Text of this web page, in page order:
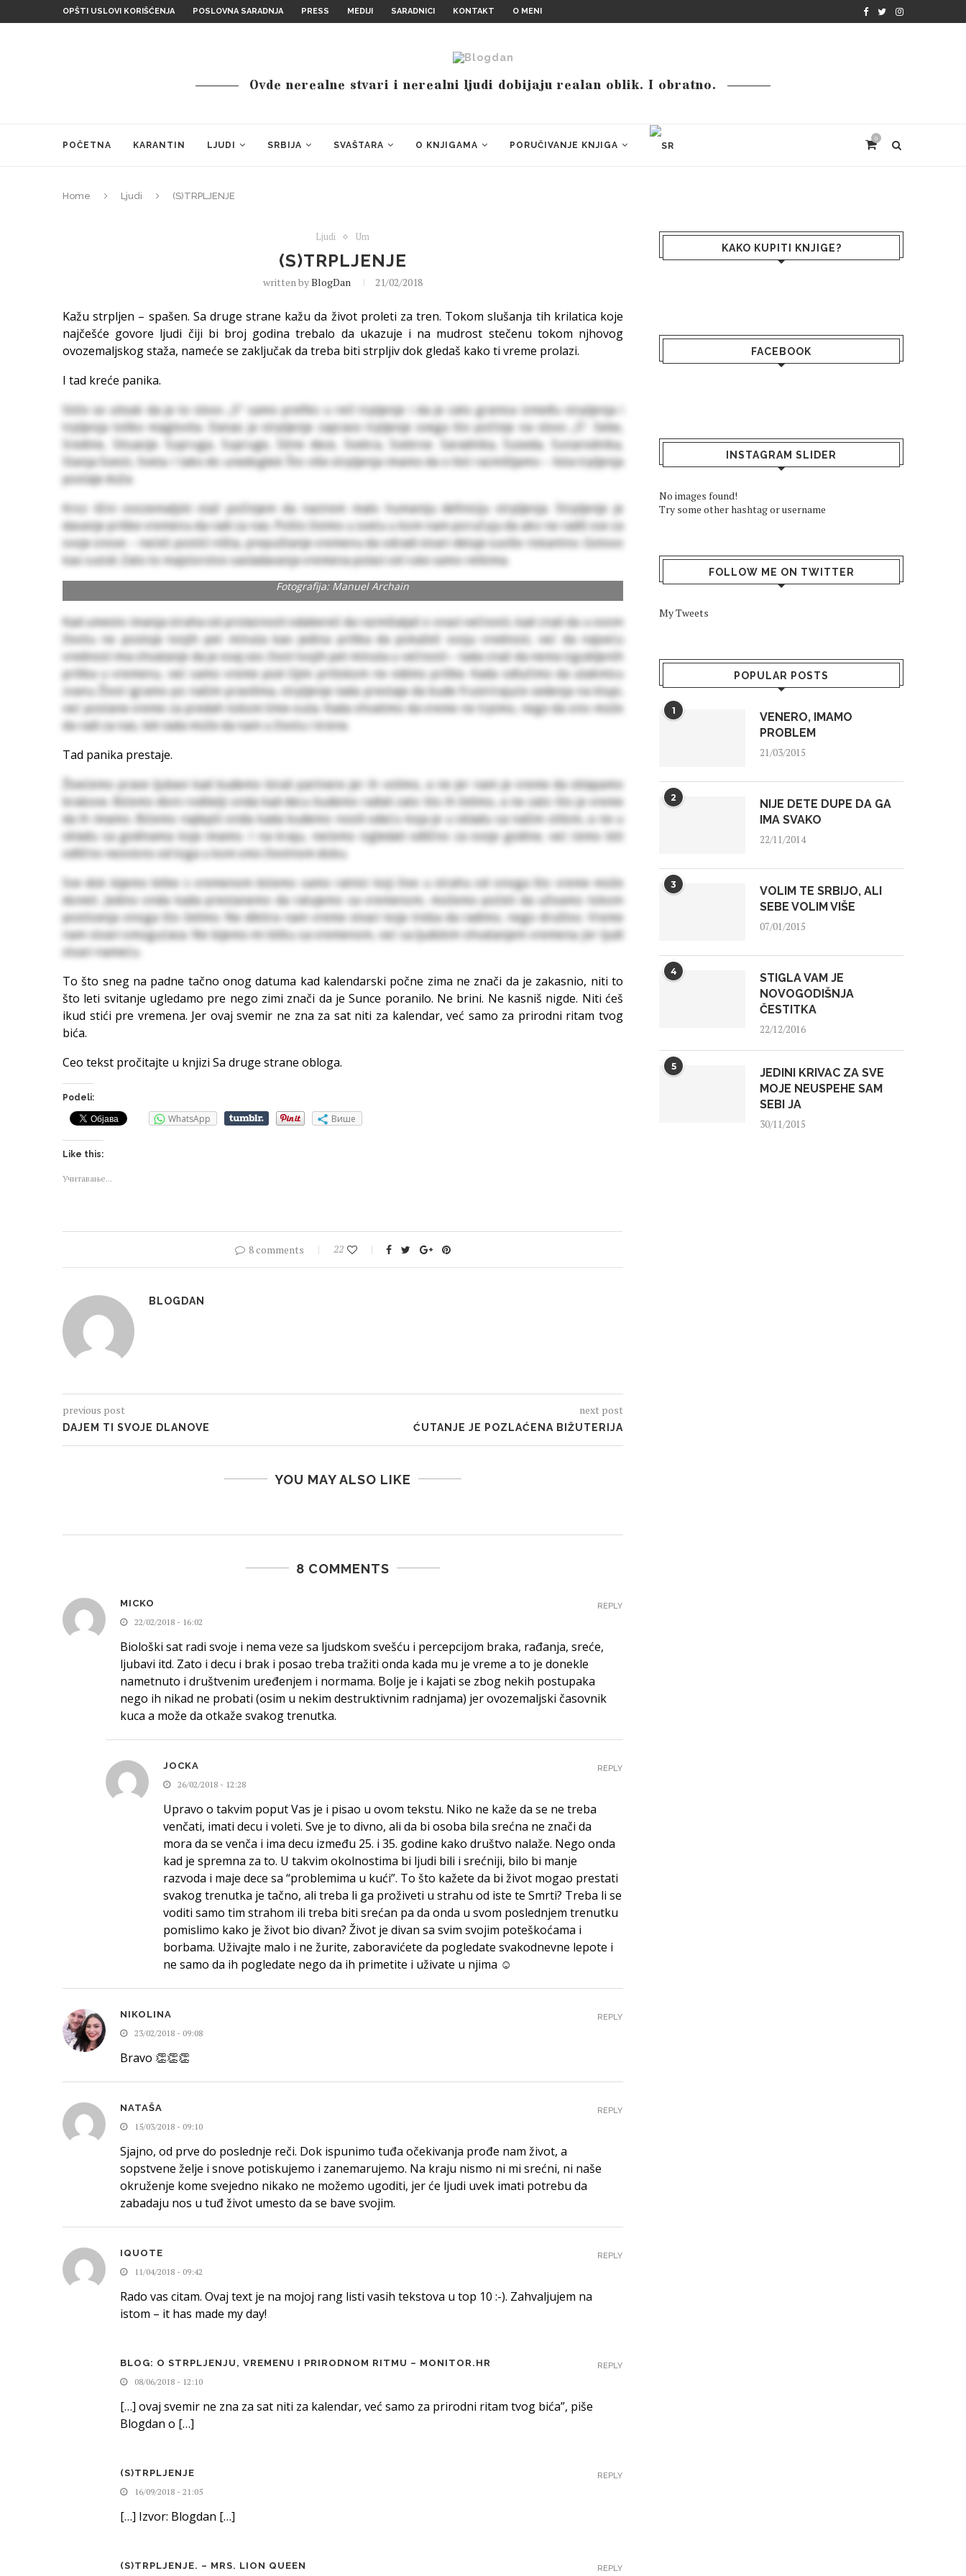
OPŠTI USLOVI KORIŠĆENJA POSLOVNA SARADNJA PRESS MEDIJI SARADNICI KONTAKT O MENI
Ovde nerealne stvari i nerealni ljudi dobijaju realan oblik. I obratno.
POČETNA KARANTIN LJUDI SRBIJA SVAŠTARA O KNJIGAMA PORUČIVANJE KNJIGA
0
Home Ljudi (S)TRPLJENJE
Ljudi Um
(S)TRPLJENJE
written byBlogDan 21/02/2018
Kažu strpljen – spašen. Sa druge strane kažu da život proleti za tren. Tokom slušanja tih krilatica koje
najčešće govore ljudi čiji bi broj godina trebalo da ukazuje i na mudrost stečenu tokom njhovog
ovozemaljskog staža, nameće se zaključak da treba biti strpljiv dok gledaš kako ti vreme prolazi.
I tad kreće panika.
Stiče se utisak da je to slovo „S“ samo prefiks u reči trpljenje i da je zato granica između strpljenja i
trpljenja toliko maglovita. Danas je strpljenje zapravo trpljenje svega što počinje na slovo „S“. Sebe,
Sredine, Situacije. Supruga, Supruge, Sitne dece, Svekra, Svekrve. Saradnika, Suseda, Sunarodnika,
Stanja Svesti, Sveta. I tako do unedogled. Što više strpljenja imamo da o listi razmišljamo – lista trpljenja
postaje duža.
Kroz lični ovozemaljski staž počinjem da nazirem malo humaniju definiciju strpljenja. Strpljenje je
davanje prilike vremenu da radi za nas. Pošto živimo u svetu u kom nam poručuju da ako ne radiš sve za
svoje snove – nećeš postići ništa, prepuštanje vremenu da odradi stvari deluje suviše riskantno. Gotovo
kao suicid. Zato to majstorstvo savladavanja vremena polazi od ruke samo retkima.
Fotografija: Manuel Archain
Kad umesto imanja straha od prolaznosti odabereš da razmišaljaš o snazi večnosti, kad znaš da u ovom
životu ne postoje tvojih pet minuta kao jedina prilika da pokažeš svoju vrednost, već da najveću
vrednost ima shvatanje da je ovaj ceo život tvojih pet minuta u večnosti – tada znaš da nema izgubljenih
prilika u vremenu, već samo vreme pod čijim pritiskom ne vidimo prilike. Kada odlučimo da utakmicu
zvanu Život igramo po našim pravilima, strpljenje tada prestaje da bude frustrirajuće sedenja na klupi,
već postane vreme za predah tokom time-outa. Kada shvatimo da vreme ne trpimo, nego da ono može
da radi za nas, tek tada može da nam u životu i krene.
Tad panika prestaje.
Živećemo prave ljubavi kad budemo birali partnere jer ih volimo, a ne jer nam je vreme da sklapamo
brakove. Bićemo divni roditelji onda kad decu budemo rađali zato što ih želimo, a ne zato što je vreme
da ih imamo. Bićemo najlepši onda kada budemo nosili odeću koja je u skladu sa našim stilom, a ne u
skladu sa godinama koje imamo. I na kraju, nećemo izgledati odlično za svoje godine, već ćemo biti
odlično neovisno od toga u kom smo životnom dobu.
Sve dok bijemo bitke s vremenom bićemo samo ratnici koji žive u strahu od onoga što vreme može
doneti. Jedino onda kada prestanemo da ratujemo sa vremenom, možemo početi da uživamo tokom
postizanja onoga što želimo. Ne diktira nam vreme stvari koje treba da radimo, nego društvo. Vreme
nam stvari omogućava. Ne bijemo mi bitku sa vremenom, već sa ljudskim shvatanjem vremena. Jer ljudi
stvari nameću.
To što sneg na padne tačno onog datuma kad kalendarski počne zima ne znači da je zakasnio, niti to
što leti svitanje ugledamo pre nego zimi znači da je Sunce poranilo. Ne brini. Ne kasniš nigde. Niti ćeš
ikud stići pre vremena. Jer ovaj svemir ne zna za sat niti za kalendar, već samo za prirodni ritam tvog
bića.
Ceo tekst pročitajte u knjizi Sa druge strane obloga.
Podeli:
WhatsApp Више
Like this:
Учитавање...
8 comments 22
BLOGDAN
previous post
DAJEM TI SVOJE DLANOVE
next post
ĆUTANJE JE POZLAĆENA BIŽUTERIJA
YOU MAY ALSO LIKE
8 COMMENTS
MICKO
22/02/2018 - 16:02
Biološki sat radi svoje i nema veze sa ljudskom svešću i percepcijom braka, rađanja, sreće,
ljubavi itd. Zato i decu i brak i posao treba tražiti onda kada mu je vreme a to je donekle
nametnuto i društvenim uređenjem i normama. Bolje je i kajati se zbog nekih postupaka
nego ih nikad ne probati (osim u nekim destruktivnim radnjama) jer ovozemaljski časovnik
kuca a može da otkaže svakog trenutka.
REPLY
JOCKA
26/02/2018 - 12:28
Upravo o takvim poput Vas je i pisao u ovom tekstu. Niko ne kaže da se ne treba
venčati, imati decu i voleti. Sve je to divno, ali da bi osoba bila srećna ne znači da
mora da se venča i ima decu između 25. i 35. godine kako društvo nalaže. Nego onda
kad je spremna za to. U takvim okolnostima bi ljudi bili i srećniji, bilo bi manje
razvoda i maje dece sa “problemima u kući”. To što kažete da bi život mogao prestati
svakog trenutka je tačno, ali treba li ga proživeti u strahu od iste te Smrti? Treba li se
voditi samo tim strahom ili treba biti srećan pa da onda u svom poslednjem trenutku
pomislimo kako je život bio divan? Život je divan sa svim svojim poteškoćama i
borbama. Uživajte malo i ne žurite, zaboravićete da pogledate svakodnevne lepote i
ne samo da ih pogledate nego da ih primetite i uživate u njima ☺
REPLY
NIKOLINA
23/02/2018 - 09:08
Bravo 👏👏👏
REPLY
NATAŠA
15/03/2018 - 09:10
Sjajno, od prve do poslednje reči. Dok ispunimo tuđa očekivanja prođe nam život, a
sopstvene želje i snove potiskujemo i zanemarujemo. Na kraju nismo ni mi srećni, ni naše
okruženje kome svejedno nikako ne možemo ugoditi, jer će ljudi uvek imati potrebu da
zabadaju nos u tuđ život umesto da se bave svojim.
REPLY
IQUOTE
11/04/2018 - 09:42
Rado vas citam. Ovaj text je na mojoj rang listi vasih tekstova u top 10 :-). Zahvaljujem na
istom – it has made my day!
REPLY
BLOG: O STRPLJENJU, VREMENU I PRIRODNOM RITMU – MONITOR.HR
08/06/2018 - 12:10
[…] ovaj svemir ne zna za sat niti za kalendar, već samo za prirodni ritam tvog bića”, piše
Blogdan o […]
REPLY
(S)TRPLJENJE
16/09/2018 - 21:05
[…] Izvor: Blogdan […]
REPLY
(S)TRPLJENJE. – MRS. LION QUEEN REPLY
KAKO KUPITI KNJIGE?
FACEBOOK
INSTAGRAM SLIDER
No images found!
Try some other hashtag or username
FOLLOW ME ON TWITTER
My Tweets
POPULAR POSTS
1
VENERO, IMAMO
PROBLEM
21/03/2015
2
NIJE DETE DUPE DA GA
IMA SVAKO
22/11/2014
3
VOLIM TE SRBIJO, ALI
SEBE VOLIM VIŠE
07/01/2015
4
STIGLA VAM JE
NOVOGODIŠNJA
ČESTITKA
22/12/2016
5
JEDINI KRIVAC ZA SVE
MOJE NEUSPEHE SAM
SEBI JA
30/11/2015